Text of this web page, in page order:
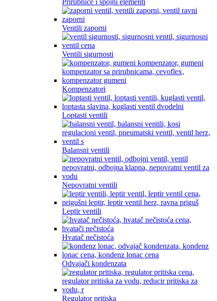
Prirubnice i spojni elementi
Ventili zaporni
Ventili sigurnosti
Kompenzatori
Loptasti ventili
Balansni ventili
Nepovratni ventili
Leptir ventili
Hvatač nečistoća
Odvajači kondenzata
Regulator pritiska